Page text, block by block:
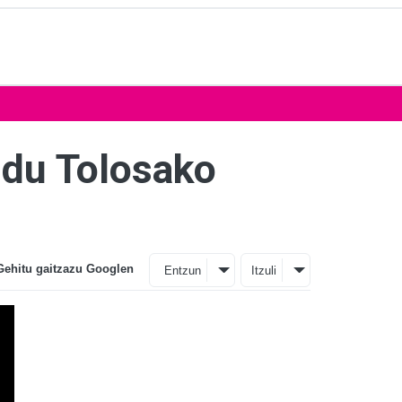
Tolosako
gaitzazu Googlen Entzun Itzuli